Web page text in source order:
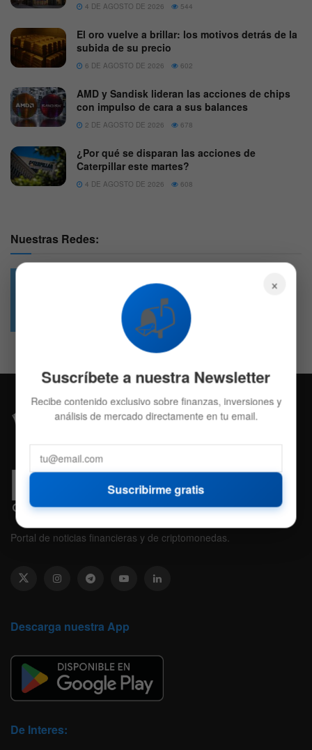
4 DE AGOSTO DE 2026 544
El oro vuelve a brillar: los motivos detrás de la
subida de su precio
6 DE AGOSTO DE 2026 602
AMD y Sandisk lideran las acciones de chips
con impulso de cara a sus balances
2 DE AGOSTO DE 2026 678
¿Por qué se disparan las acciones de
Caterpillar este martes?
4 DE AGOSTO DE 2026 608
Nuestras Redes:
4.7k
Followers
Portal de noticias financieras y de criptomonedas.
Descarga nuestra App
De Interes:
×
📬
Suscríbete a nuestra Newsletter
Recibe contenido exclusivo sobre finanzas, inversiones y
análisis de mercado directamente en tu email.
Suscribirme gratis